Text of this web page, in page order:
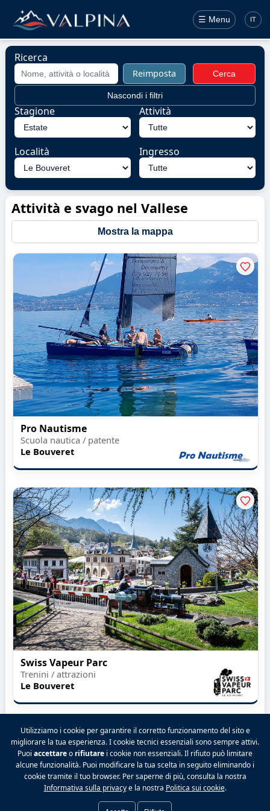
☰ Menu IT
Ricerca
Reimposta Cerca
Nascondi i filtri
Stagione Attività
Località Ingresso
Attività e svago nel Vallese
Mostra la mappa
Pro Nautisme
Scuola nautica / patente
Le Bouveret
Swiss Vapeur Parc
Trenini / attrazioni
Le Bouveret
2026 VALPINA® Tutti i diritti riservati.
Politica sulla riservatezza|Condizioni generali|
Note legali|Contatto|Tariffe|Facebook
Preferenze cookie|Accedi
Utilizziamo i cookie per garantire il corretto funzionamento del sito e
migliorare la tua esperienza. I cookie tecnici essenziali sono sempre attivi.
Puoi accettareo rifiutare i cookie non essenziali. Il rifiuto può limitare
alcune funzionalità. Puoi modificare la tua scelta in seguito eliminando i
cookie tramite il tuo browser. Per saperne di più, consulta la nostra
Informativa sulla privacye la nostra Politica sui cookie.